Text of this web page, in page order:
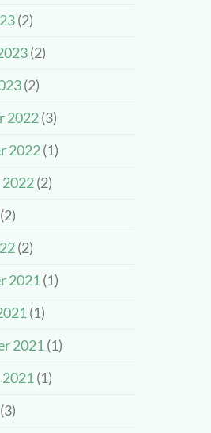
(2)
(2)
(2)
2022(3)
2022(1)
2022(2)
(2)
2021 (1)
(1)
2021 (1)
(1)
(3)